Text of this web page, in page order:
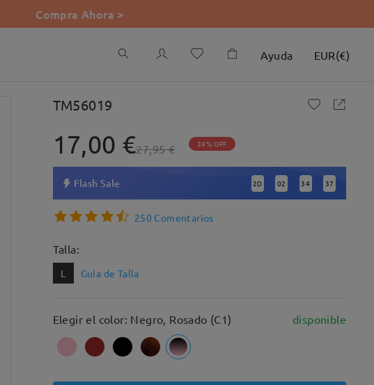
Compra Ahora >
Ayuda EUR(€)
TM56019
17,00 €27,95 € 39% OFF
Flash Sale 2D : 02 : 34 : 36
250 Comentarios
Talla:
L Guía de Talla
Elegir el color: Negro, Rosado (C1) disponible